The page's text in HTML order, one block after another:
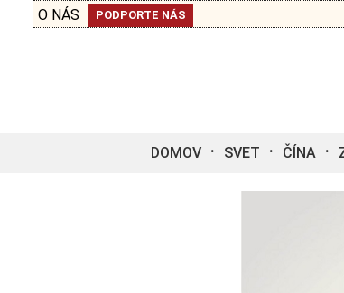
O NÁS PODPORTE NÁS
DOMOV SVET ČÍNA